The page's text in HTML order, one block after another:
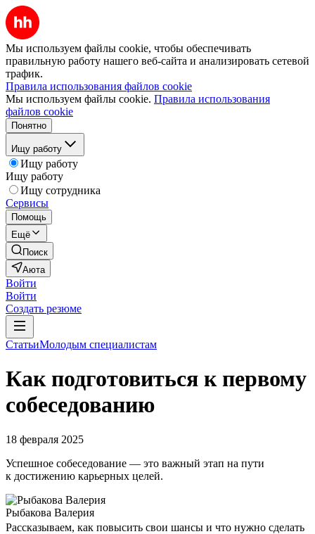
Мы используем файлы cookie, чтобы обеспечивать
правильную работу нашего веб-сайта и анализировать сетевой
трафик.
Правила использования файлов cookie
Мы используем файлы cookie. Правила использования
файлов cookie
Понятно
Ищу работу
Ищу работу
Ищу работу
Ищу сотрудника
Сервисы
Помощь
Ещё
Поиск
Аюта
Войти
Войти
Создать резюме
СтатьиМолодым специалистам
Как подготовиться к первому
собеседованию
18 февраля 2025
Успешное собеседование — это важный этап на пути
к достижению карьерных целей.
Рыбакова Валерия
Рассказываем, как повысить свои шансы и что нужно сделать